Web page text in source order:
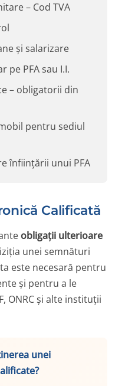
– Cod TVA
și salarizare
pe PFA sau I.I.
– obligatorii din
pentru sediul
înființării unui PFA
Calificată
obligații ulterioare
unei semnături
este necesară pentru
și pentru a le
ONRC și alte instituții
unei